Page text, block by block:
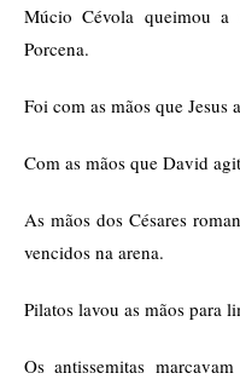
Múcio Cévola queimou
Porcena.
Foi com as mãos que Jesus
Com as mãos que David
As mãos dos Césares
vencidos na arena.
Pilatos lavou as mãos para
Os antissemitas